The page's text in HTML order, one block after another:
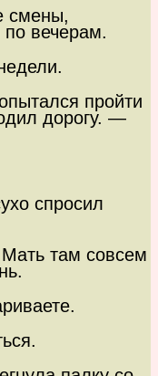
смены,
вечерам.
пройти
дорогу. —
спросил
там совсем